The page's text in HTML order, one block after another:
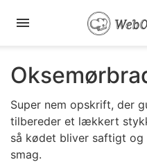
Super nem opskrift, der
tilbereder et lækkert
så kødet bliver saftigt
smag.